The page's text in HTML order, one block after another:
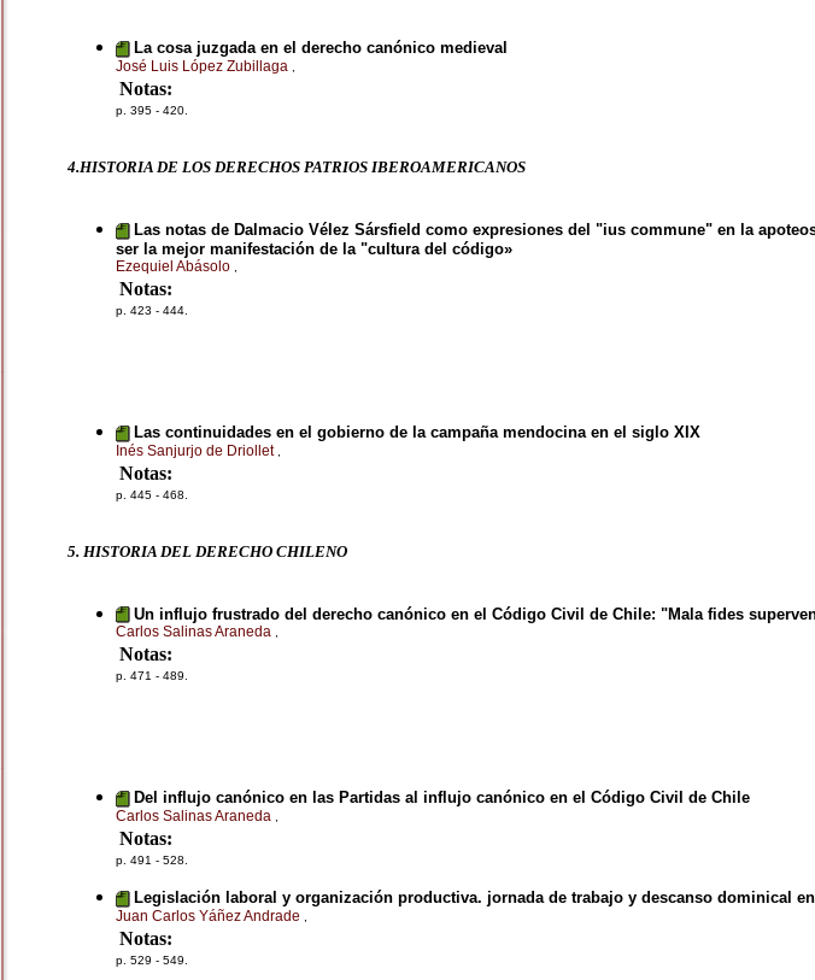
La cosa juzgada en el derecho canónico medieval
José Luis López Zubillaga
Notas:
p. 395 - 420.
4.HISTORIA DE LOS DERECHOS PATRIOS IBEROAMERICANOS
Las notas de Dalmacio Vélez Sársfield como expresiones del "ius commune" en la
ser la mejor manifestación de la "cultura del código»
Ezequiel Abásolo
Notas:
p. 423 - 444.
Las continuidades en el gobierno de la campaña mendocina en el siglo XIX
Inés Sanjurjo de Driollet
Notas:
p. 445 - 468.
5. HISTORIA DEL DERECHO CHILENO
Un influjo frustrado del derecho canónico en el Código Civil de Chile: "Mala fides
Carlos Salinas Araneda ,
Notas:
p. 471 - 489.
Del influjo canónico en las Partidas al influjo canónico en el Código Civil de Chile
Carlos Salinas Araneda ,
Notas:
p. 491 - 528.
Legislación laboral y organización productiva. jornada de trabajo y descanso dominical en
Juan Carlos Yáñez Andrade
Notas:
p. 529 - 549.